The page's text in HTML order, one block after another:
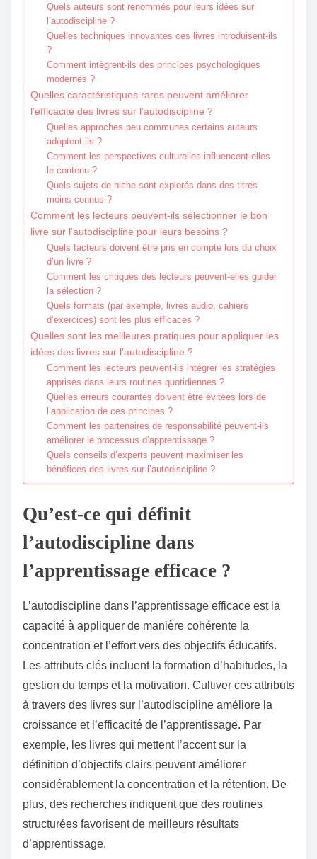
Quels auteurs sont renommés pour leurs idées sur
l’autodiscipline ?
Quelles techniques innovantes ces livres introduisent-ils
?
Comment intègrent-ils des principes psychologiques
modernes ?
Quelles caractéristiques rares peuvent améliorer
l’efficacité des livres sur l’autodiscipline ?
Quelles approches peu communes certains auteurs
adoptent-ils ?
Comment les perspectives culturelles influencent-elles
le contenu ?
Quels sujets de niche sont explorés dans des titres
moins connus ?
Comment les lecteurs peuvent-ils sélectionner le bon
livre sur l’autodiscipline pour leurs besoins ?
Quels facteurs doivent être pris en compte lors du choix
d’un livre ?
Comment les critiques des lecteurs peuvent-elles guider
la sélection ?
Quels formats (par exemple, livres audio, cahiers
d’exercices) sont les plus efficaces ?
Quelles sont les meilleures pratiques pour appliquer les
idées des livres sur l’autodiscipline ?
Comment les lecteurs peuvent-ils intégrer les stratégies
apprises dans leurs routines quotidiennes ?
Quelles erreurs courantes doivent être évitées lors de
l’application de ces principes ?
Comment les partenaires de responsabilité peuvent-ils
améliorer le processus d’apprentissage ?
Quels conseils d’experts peuvent maximiser les
bénéfices des livres sur l’autodiscipline ?
Qu’est-ce qui définit
l’autodiscipline dans
l’apprentissage efficace ?
L’autodiscipline dans l’apprentissage efficace est la
capacité à appliquer de manière cohérente la
concentration et l’effort vers des objectifs éducatifs.
Les attributs clés incluent la formation d’habitudes, la
gestion du temps et la motivation. Cultiver ces attributs
à travers des livres sur l’autodiscipline améliore la
croissance et l’efficacité de l’apprentissage. Par
exemple, les livres qui mettent l’accent sur la
définition d’objectifs clairs peuvent améliorer
considérablement la concentration et la rétention. De
plus, des recherches indiquent que des routines
structurées favorisent de meilleurs résultats
d’apprentissage.